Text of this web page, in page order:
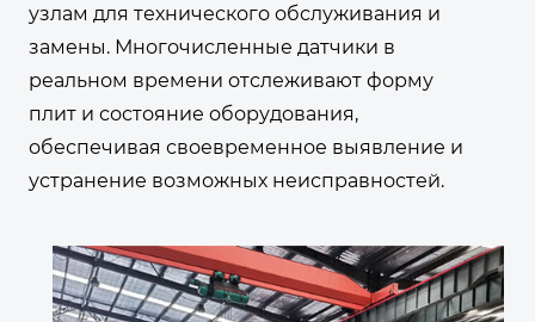
узлам для технического обслуживания и
замены. Многочисленные датчики в
реальном времени отслеживают форму
плит и состояние оборудования,
обеспечивая своевременное выявление и
устранение возможных неисправностей.